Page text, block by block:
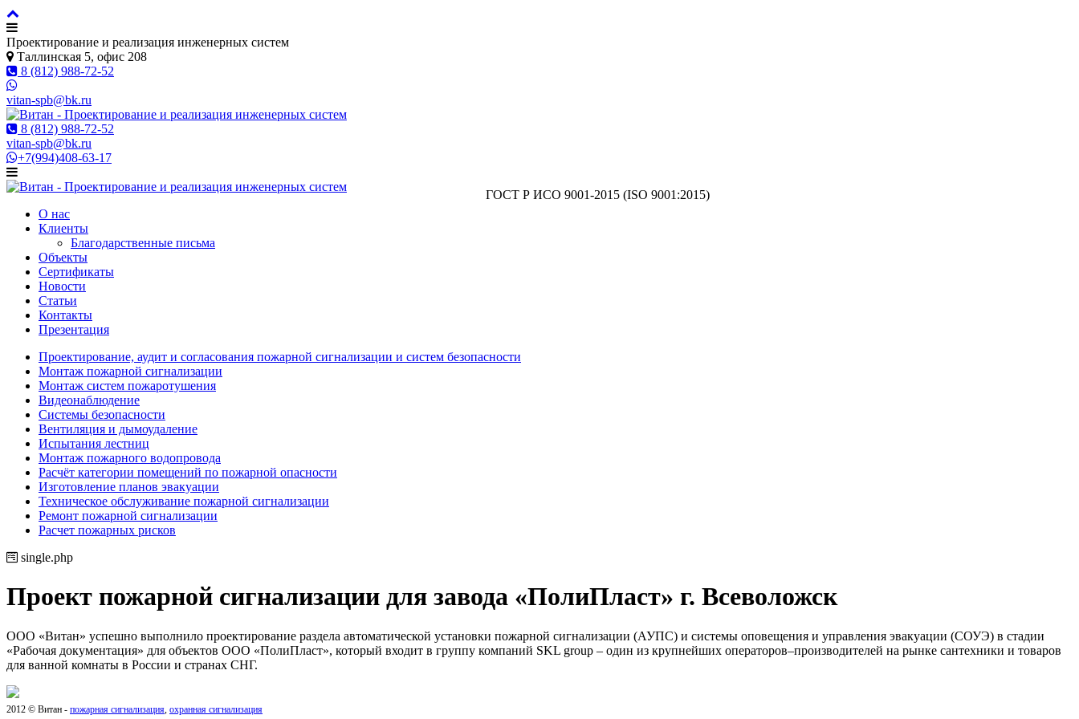
Проектирование и реализация инженерных систем
Таллинская 5, офис 208
8 (812) 988-72-52
vitan-spb@bk.ru
8 (812) 988-72-52
vitan-spb@bk.ru
+7(994)408-63-17
ГОСТ Р ИСO 9001-2015 (ISO 9001:2015)
О нас
Клиенты
Благодарственные письма
Объекты
Сертификаты
Новости
Статьи
Контакты
Презентация
Проектирование, аудит и согласования пожарной сигнализации и систем безопасности
Монтаж пожарной сигнализации
Монтаж систем пожаротушения
Видеонаблюдение
Системы безопасности
Вентиляция и дымоудаление
Испытания лестниц
Монтаж пожарного водопровода
Расчёт категории помещений по пожарной опасности
Изготовление планов эвакуации
Техническое обслуживание пожарной сигнализации
Ремонт пожарной сигнализации
Расчет пожарных рисков
single.php
Проект пожарной сигнализации для завода «ПолиПласт» г. Всеволожск
ООО «Витан» успешно выполнило проектирование раздела автоматической установки пожарной сигнализации (АУПС) и системы оповещения и управления эвакуации (СОУЭ) в стадии
«Рабочая документация» для объектов ООО «ПолиПласт», который входит в группу компаний SKL group – один из крупнейших операторов–производителей на рынке сантехники и товаров
для ванной комнаты в России и странах СНГ.
2012 © Витан - пожарная сигнализация, охранная сигнализация